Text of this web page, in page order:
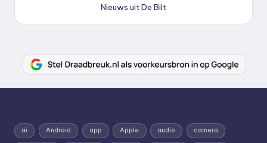
Nieuws uit De Bilt
ai Android app Apple audio camera